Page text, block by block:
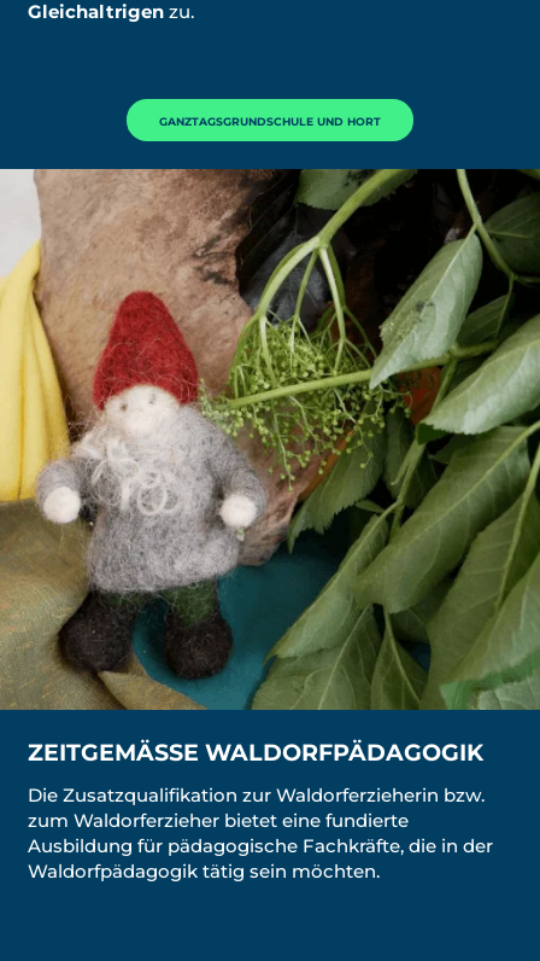
Gleichaltrigenzu.
GANZTAGSGRUNDSCHULE UND HORT
ZEITGEMÄSSE WALDORFPÄDAGOGIK
Die Zusatzqualifikation zur Waldorferzieherin bzw.
zum Waldorferzieher bietet eine fundierte
Ausbildung für pädagogische Fachkräfte, die in der
Waldorfpädagogik tätig sein möchten.